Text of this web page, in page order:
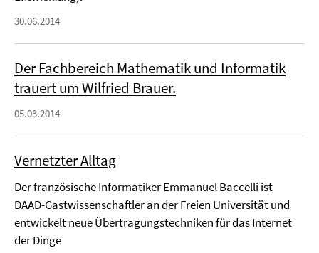
30.06.2014
Der Fachbereich Mathematik und Informatik
trauert um Wilfried Brauer.
05.03.2014
Vernetzter Alltag
Der französische Informatiker Emmanuel Baccelli ist
DAAD-Gastwissenschaftler an der Freien Universität und
entwickelt neue Übertragungstechniken für das Internet
der Dinge